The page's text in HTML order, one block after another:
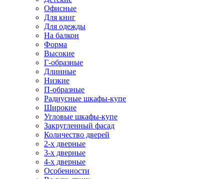
Офисные
Для книг
Для одежды
На балкон
Форма
Высокие
Г-образные
Длинные
Низкие
П-образные
Радиусные шкафы-купе
Широкие
Угловые шкафы-купе
Закругленный фасад
Количество дверей
2-х дверные
3-х дверные
4-х дверные
Особенности